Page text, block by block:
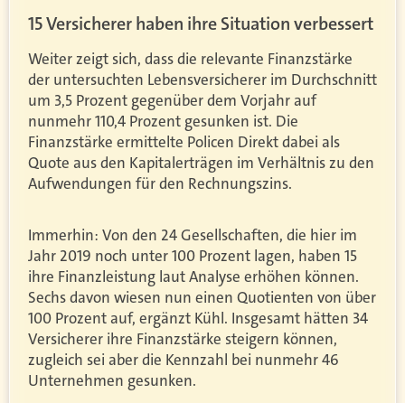
15 Versicherer haben ihre Situation verbessert
Weiter zeigt sich, dass die relevante Finanzstärke
der untersuchten Lebensversicherer im Durchschnitt
um 3,5 Prozent gegenüber dem Vorjahr auf
nunmehr 110,4 Prozent gesunken ist. Die
Finanzstärke ermittelte Policen Direkt dabei als
Quote aus den Kapitalerträgen im Verhältnis zu den
Aufwendungen für den Rechnungszins.
Immerhin: Von den 24 Gesellschaften, die hier im
Jahr 2019 noch unter 100 Prozent lagen, haben 15
ihre Finanzleistung laut Analyse erhöhen können.
Sechs davon wiesen nun einen Quotienten von über
100 Prozent auf, ergänzt Kühl. Insgesamt hätten 34
Versicherer ihre Finanzstärke steigern können,
zugleich sei aber die Kennzahl bei nunmehr 46
Unternehmen gesunken.